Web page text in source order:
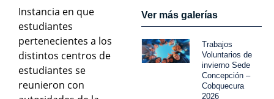
Instancia en que
estudiantes
pertenecientes a los
distintos centros de
estudiantes se
reunieron con
Ver más galerías
Trabajos
Voluntarios de
invierno Sede
Concepción –
Cobquecura
2026